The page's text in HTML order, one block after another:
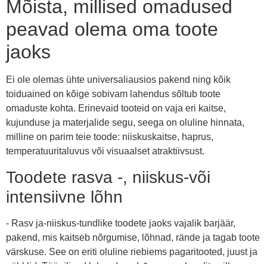
Mõista, millised omadused
peavad olema oma toote
jaoks
Ei ole olemas ühte universaliausios pakend ning kõik
toiduained on kõige sobivam lahendus sõltub toote
omaduste kohta. Erinevaid tooteid on vaja eri kaitse,
kujunduse ja materjalide segu, seega on oluline hinnata,
milline on parim teie toode: niiskuskaitse, haprus,
temperatuuritaluvus või visuaalset atraktiivsust.
Toodete rasva -, niiskus-või
intensiivne lõhn
- Rasv ja-niiskus-tundlike toodete jaoks vajalik barjäär,
pakend, mis kaitseb nõrgumise, lõhnad, rände ja tagab toote
värskuse. See on eriti oluline riebiems pagaritooted, juust ja